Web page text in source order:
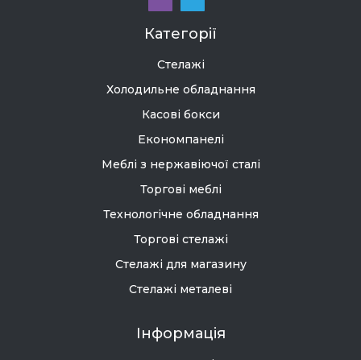
Категорії
Стелажі
Холодильне обладнання
Касові бокси
Економпанелі
Меблі з нержавіючої сталі
Торгові меблі
Технологічне обладнання
Торгові стелажі
Стелажі для магазину
Стелажі металеві
Інформація